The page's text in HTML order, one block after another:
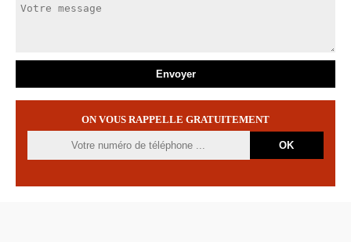
ON VOUS RAPPELLE GRATUITEMENT